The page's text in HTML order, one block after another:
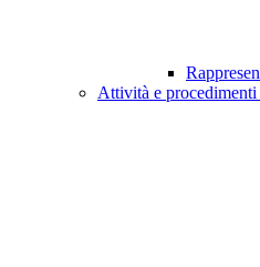
Attività e procedimenti